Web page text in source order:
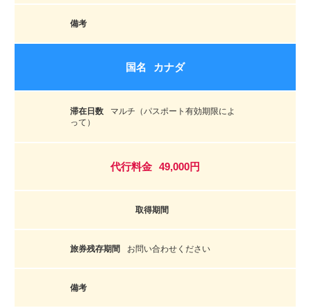
カナダ
マルチ（パスポート有効期限によ
って）
49,000円
お問い合わせください